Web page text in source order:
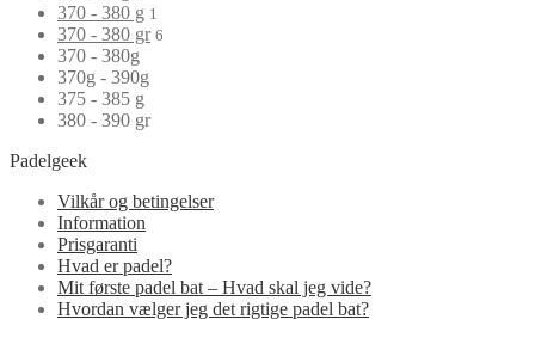
370 - 380 g 1
370 - 380 gr 6
370 - 380g
370g - 390g
375 - 385 g
380 - 390 gr
Padelgeek
Vilkår og betingelser
Information
Prisgaranti
Hvad er padel?
Mit første padel bat – Hvad skal jeg vide?
Hvordan vælger jeg det rigtige padel bat?